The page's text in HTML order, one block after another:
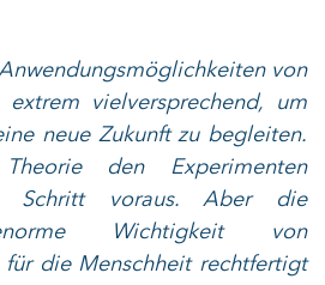
von
extrem vielversprechend, um
neue Zukunft zu begleiten.
den Experimenten
Schritt voraus. Aber die
Wichtigkeit von
die Menschheit rechtfertigt